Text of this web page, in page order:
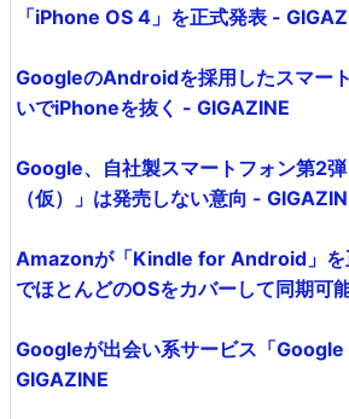
「iPhone OS 4」を正式発表 -
GoogleのAndroidを採用したスマー
いでiPhoneを抜く - GIGAZINE
Google、自社製スマートフォン第2
（仮）」は発売しない意向 -
Amazonが「Kindle for Android」を
でほとんどのOSをカバーして同期可
Googleが出会い系サービス「
GIGAZINE